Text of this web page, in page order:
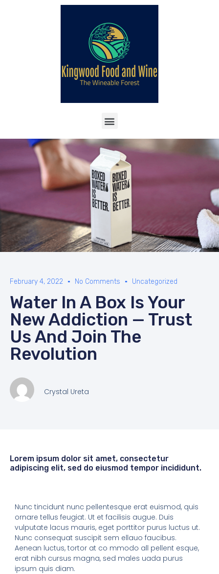
February 4, 2022 No Comments Uncategorized
Water In A Box Is Your
New Addiction — Trust
Us And Join The
Revolution
Crystal Ureta
Lorem ipsum dolor sit amet, consectetur
adipiscing elit, sed do eiusmod tempor incididunt.
Nunc tincidunt nunc pellentesque erat euismod, quis
ornare tellus feugiat. Ut et facilisis augue. Duis
vulputate lacus mauris, eget porttitor purus luctus ut.
Nunc consequat suscipit sem ellauo faucibus.
Aenean luctus, tortor at co mmodo all pellent esque,
erat nibh cursus magna, sed males uada purus
ipsum quis diam.